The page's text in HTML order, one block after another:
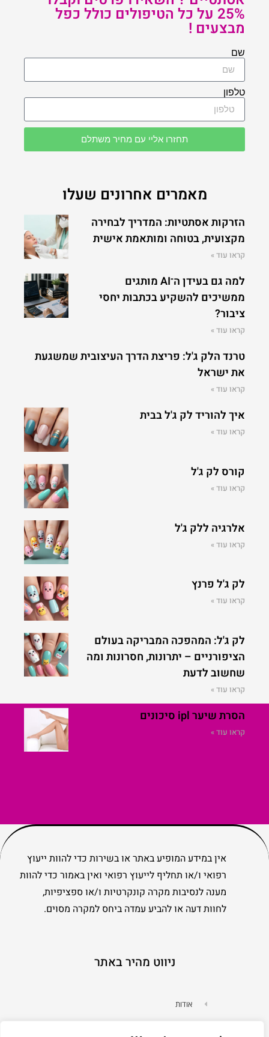
25% על כל הטיפולים כולל כפל
מבצעים !
שם
טלפון
תחזרו אליי עם מחיר משתלם
מאמרים אחרונים שעלו
הזרקות אסתטיות: המדריך לבחירה
מקצועית, בטוחה ומותאמת אישית
קראו עוד »
למה גם בעידן ה־AI מותגים
ממשיכים להשקיע בכתבות יחסי
ציבור?
קראו עוד »
טרנד הלק ג'ל: פריצת הדרך העיצובית שמשגעת
את ישראל
קראו עוד »
איך להוריד לק ג'ל בבית
קראו עוד »
קורס לק ג'ל
קראו עוד »
אלרגיה ללק ג'ל
קראו עוד »
לק ג'ל פרנץ
קראו עוד »
לק ג'ל: המהפכה המבריקה בעולם
הציפורניים – יתרונות, חסרונות ומה
שחשוב לדעת
קראו עוד »
הסרת שיער ipl סיכונים
קראו עוד »
אין במידע המופיע באתר או בשירות כדי להוות ייעוץ
רפואי ו/או תחליף לייעוץ רפואי ואין באמור כדי להוות
מענה לנסיבות מקרה קונקרטיות ו/או ספציפיות,
לחוות דעה או להביע עמדה ביחס למקרה מסוים.
ניווט מהיר באתר
אודות